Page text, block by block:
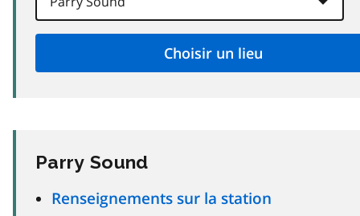
Parry Sound
Renseignements sur la station